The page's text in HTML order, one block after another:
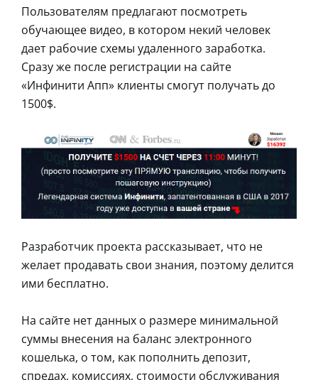
Пользователям предлагают посмотреть
обучающее видео, в котором некий человек
дает рабочие схемы удаленного заработка.
Сразу же после регистрации на сайте
«Инфинити Апп» клиенты смогут получать до
1500$.
Разработчик проекта рассказывает, что не
желает продавать свои знания, поэтому делится
ими бесплатно.
На сайте нет данных о размере минимальной
суммы внесения на баланс электронного
кошелька, о том, как пополнить депозит,
спредах, комиссиях, стоимости обслуживания